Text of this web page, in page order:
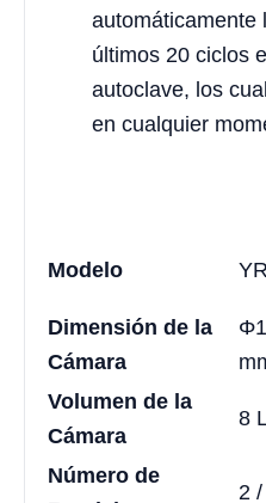
automáticamente
últimos 20 ciclos
autoclave, los
en cualquier
Modelo
Dimensión de la
Cámara
Volumen de la
Cámara
8
Número de
2